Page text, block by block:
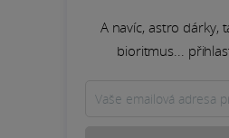
A navíc, astro dárky,
bioritmus...